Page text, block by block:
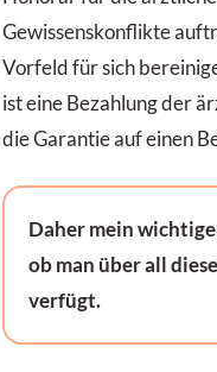
Gewissenskonflikte
Vorfeld für sich
ist eine Bezahlung der
die Garantie auf einen
Daher mein
ob man über all
verfügt.